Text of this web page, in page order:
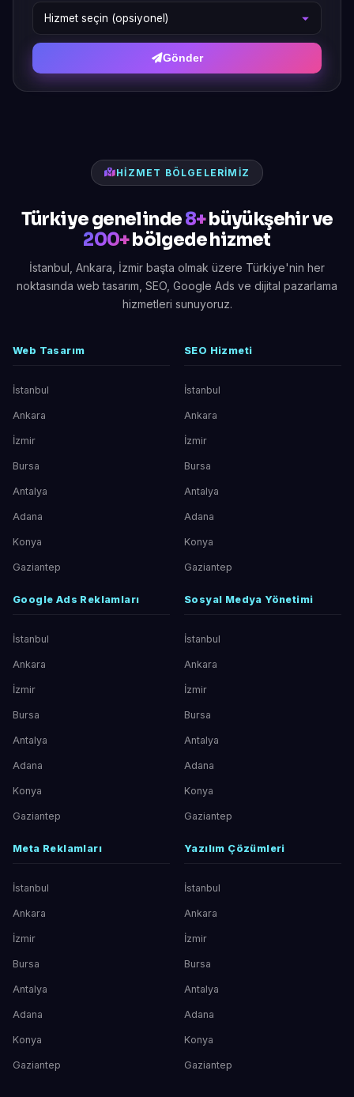
Gönder
HIZMET BÖLGELERIMIZ
Türkiye genelinde8+büyükşehir ve
200+bölgede hizmet
İstanbul, Ankara, İzmir başta olmak üzere Türkiye'nin her
noktasında web tasarım, SEO, Google Ads ve dijital pazarlama
hizmetleri sunuyoruz.
Web Tasarım
İstanbul
Ankara
İzmir
Bursa
Antalya
Adana
Konya
Gaziantep
SEO Hizmeti
İstanbul
Ankara
İzmir
Bursa
Antalya
Adana
Konya
Gaziantep
Google Ads Reklamları
İstanbul
Ankara
İzmir
Bursa
Antalya
Adana
Konya
Gaziantep
Sosyal Medya Yönetimi
İstanbul
Ankara
İzmir
Bursa
Antalya
Adana
Konya
Gaziantep
Meta Reklamları
İstanbul
Ankara
İzmir
Bursa
Antalya
Adana
Konya
Gaziantep
Yazılım Çözümleri
İstanbul
Ankara
İzmir
Bursa
Antalya
Adana
Konya
Gaziantep